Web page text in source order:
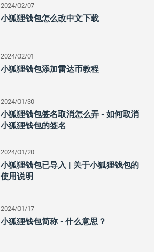
2024/02/07
小狐狸钱包怎么改中文下载
2024/02/01
小狐狸钱包添加雷达币教程
2024/01/30
小狐狸钱包签名取消怎么弄 - 如何取消
小狐狸钱包的签名
2024/01/20
小狐狸钱包已导入 | 关于小狐狸钱包的
使用说明
2024/01/17
小狐狸钱包简称 - 什么意思？